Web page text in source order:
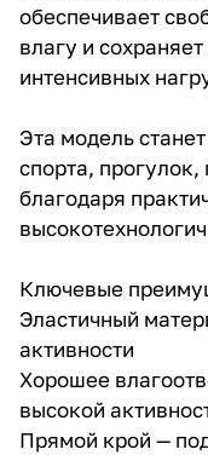
обеспечивает
влагу и
интенсивных
Эта модель
спорта, прогулок,
благодаря
Ключевые
Эластичный
активности
Хорошее
высокой
Прямой крой —